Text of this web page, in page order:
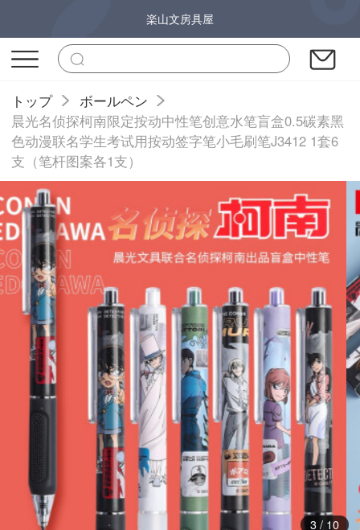
楽山文房具屋
トップ
ボールペン
晨光名侦探柯南限定按动中性笔创意水笔盲盒0.5碳素黑
色动漫联名学生考试用按动签字笔小毛刷笔J3412 1套6
支（笔杆图案各1支）
3/ 10